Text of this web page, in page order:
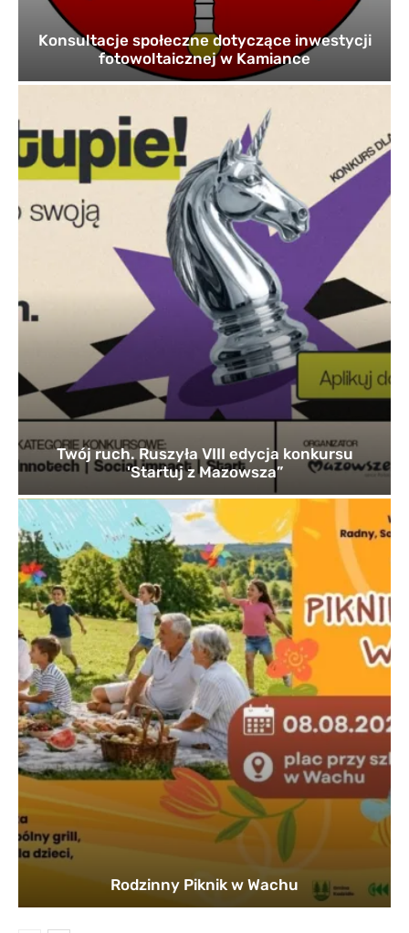
Konsultacje społeczne dotyczące inwestycji
fotowoltaicznej w Kamiance
Twój ruch. Ruszyła VIII edycja konkursu
'Startuj z Mazowsza”
Rodzinny Piknik w Wachu